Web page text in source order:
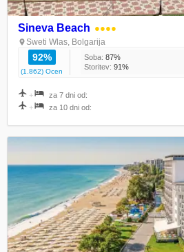
Sineva Beach ●●●●
Sweti Wlas, Bolgarija
92%
(1.862) Ocen
Soba: 87%
Storitev: 91%
+ za 7 dni od:
+ za 10 dni od: